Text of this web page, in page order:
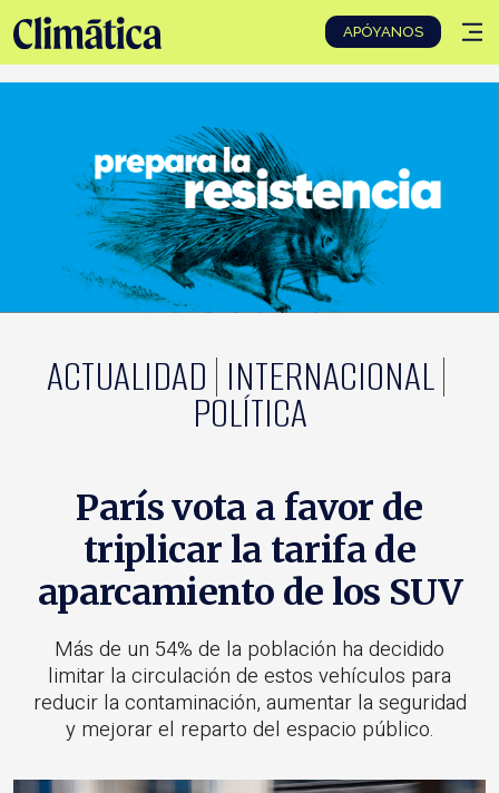
APÓYANOS
ACTUALIDAD INTERNACIONAL
POLÍTICA
París vota a favor de
triplicar la tarifa de
aparcamiento de los SUV
Más de un 54% de la población ha decidido
limitar la circulación de estos vehículos para
reducir la contaminación, aumentar la seguridad
y mejorar el reparto del espacio público.